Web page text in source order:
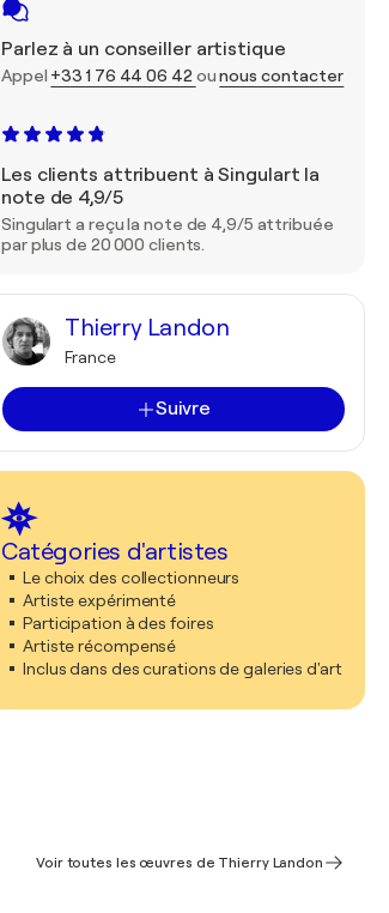
Parlez à un conseiller artistique
Appel +33 1 76 44 06 42 ounous contacter
Les clients attribuent à Singulart la
note de 4,9/5
Singulart a reçu la note de 4,9/5 attribuée
par plus de 20 000 clients.
Thierry Landon
France
Suivre
Catégories d'artistes
Le choix des collectionneurs
Artiste expérimenté
Participation à des foires
Artiste récompensé
Inclus dans des curations de galeries d'art
Voir toutes les œuvres de Thierry Landon